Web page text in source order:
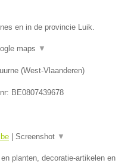
en in de provincie Luik.
maps ▼
(West-Vlaanderen)
BE0807439678
| Screenshot ▼
planten, decoratie-artikelen en